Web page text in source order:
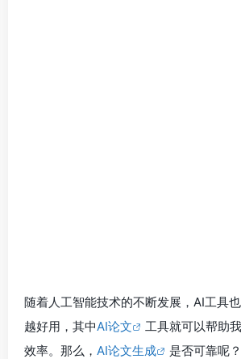
随着人工智能技术的不断发展，AI工具
越好用，其中AI论文
工具就可以帮助
效率。那么， AI论文生成
是否可靠呢